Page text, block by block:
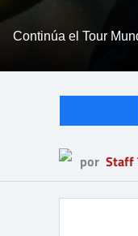
Continúa el Tour
por Staff